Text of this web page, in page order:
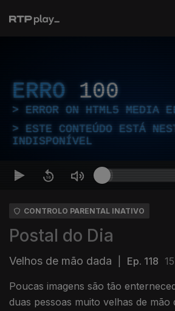
ERRO 100
ERROR ON HTML5 MEDIA
ESTE CONTEÚDO ESTÁ
INDISPONÍVEL
CONTROLO PARENTAL INATIVO
Postal do Dia
Velhos de mão dada Ep. 118
Poucas imagens são tão
duas pessoas muito velhas de mão